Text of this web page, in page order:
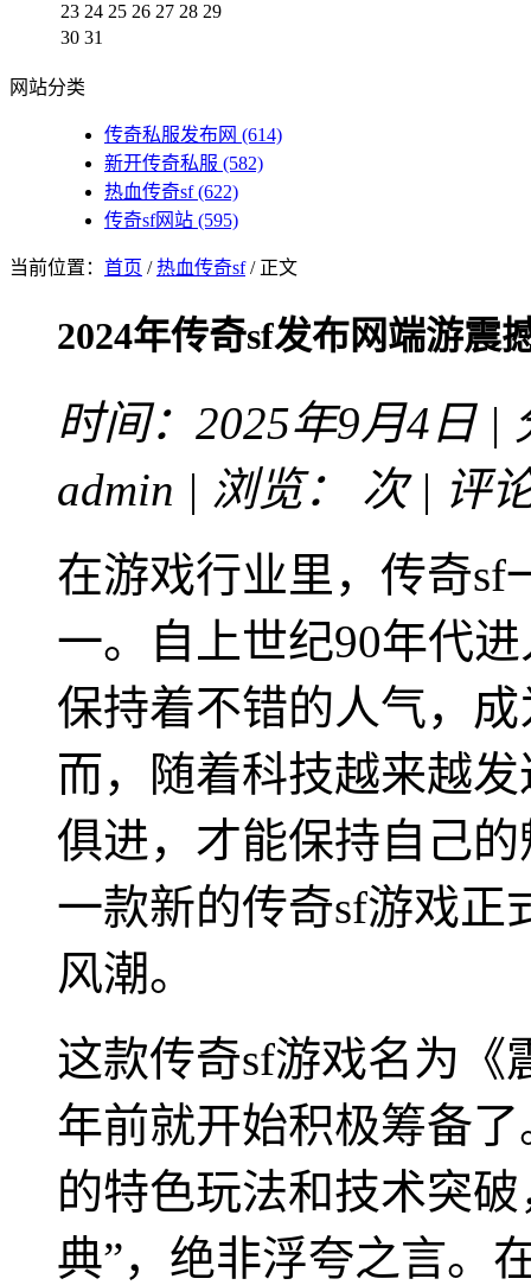
23 24 25 26 27 28 29
30 31
网站分类
传奇私服发布网 (614)
新开传奇私服 (582)
热血传奇sf(622)
传奇sf网站 (595)
当前位置： 首页 /热血传奇sf/ 正文
2024年传奇sf发布网端游震
时间：2025年9月4日 |
admin | 浏览：
次 | 评
在游戏行业里，传奇sf
一。自上世纪90年代
保持着不错的人气，
而，随着科技越来越
俱进，才能保持自己
一款新的传奇sf游戏正
风潮。
这款传奇sf游戏名为《
年前就开始积极筹备
的特色玩法和技术突
典”，绝非浮夸之言。